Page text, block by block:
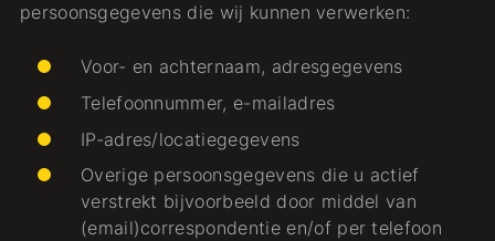
persoonsgegevens die wij kunnen verwerken:
Voor- en achternaam, adresgegevens
Telefoonnummer, e-mailadres
IP-adres/locatiegegevens
Overige persoonsgegevens die u actief
verstrekt bijvoorbeeld door middel van
(email)correspondentie en/of per telefoon